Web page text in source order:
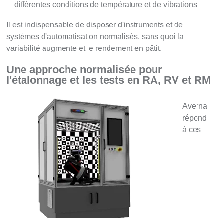
différentes conditions de température et de vibrations
Il est indispensable de disposer d'instruments et de
systèmes d'automatisation normalisés, sans quoi la
variabilité augmente et le rendement en pâtit.
Une approche normalisée pour
l'étalonnage et les tests en RA, RV et RM
Averna
répond
à ces